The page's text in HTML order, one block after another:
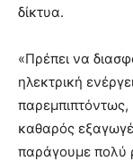
δίκτυα.
«Πρέπει να
ηλεκτρική
παρεμπιπτόντως,
καθαρός
παράγουμε πολύ